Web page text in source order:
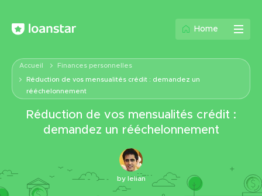
Home
Accueil Finances personnelles
Réduction de vos mensualités crédit : demandez un
rééchelonnement
Réduction de vos mensualités crédit :
demandez un rééchelonnement
by lelian